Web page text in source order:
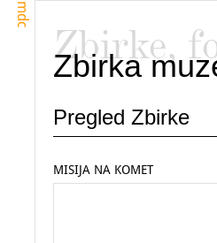
mdc
Zbirke,
Zbirka
Pregled Zbirke
MISIJA NA KOMET